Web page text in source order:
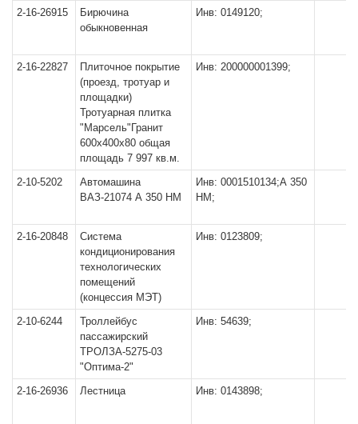
2-16-26915
Бирючина
обыкновенная
Инв: 0149120;
2-16-22827
Плиточное покрытие
(проезд, тротуар и
площадки)
Тротуарная плитка
"Марсель"Гранит
600х400х80 общая
площадь 7 997 кв.м.
Инв: 200000001399;
2-10-5202
Автомашина
ВАЗ-21074 А 350 НМ
Инв: 0001510134;А 350
НМ;
2-16-20848
Система
кондиционирования
технологических
помещений
(концессия МЭТ)
Инв: 0123809;
2-10-6244
Троллейбус
пассажирский
ТРОЛЗА-5275-03
"Оптима-2"
Инв: 54639;
2-16-26936 Лестница Инв: 0143898;